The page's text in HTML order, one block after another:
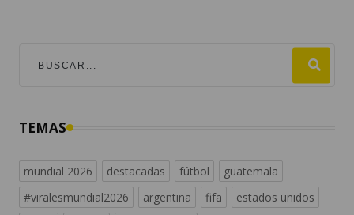
TEMAS
mundial 2026 destacadas fútbol
guatemala
#viralesmundial2026
argentina fifa
estados unidos